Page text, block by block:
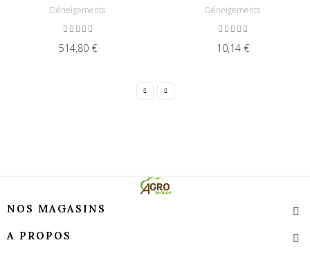
Déneigements
514,80 €
Déneigements
10,14 €
NOS MAGASINS
A PROPOS